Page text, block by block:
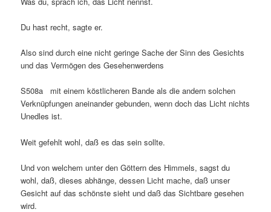
Du hast recht, sagte er.
Also sind durch eine nicht geringe Sache der Sinn des Gesichts
und das Vermögen des Gesehenwerdens
S508a mit einem köstlicheren Bande als die andern solchen
Verknüpfungen aneinander gebunden, wenn doch das Licht nichts
Unedles ist.
Weit gefehlt wohl, daß es das sein sollte.
Und von welchem unter den Göttern des Himmels, sagst du
wohl, daß, dieses abhänge, dessen Licht mache, daß unser
Gesicht auf das schönste sieht und daß das Sichtbare gesehen
wird.